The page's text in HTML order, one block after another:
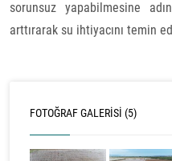
sorunsuz yapabilmesine
arttırarak su ihtiyacını temin
FOTOĞRAF GALERISI (5)